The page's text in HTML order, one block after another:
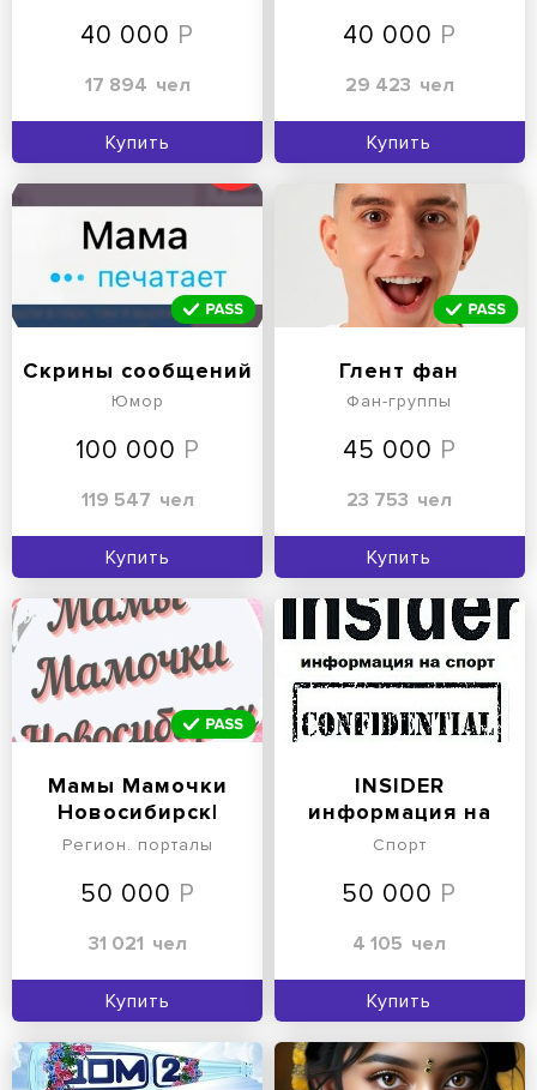
40 000
17 894 чел
Купить
40 000
29 423 чел
Купить
Скрины сообщений
Юмор
100 000
119 547 чел
Купить
Глент фан
Фан-группы
45 000
23 753 чел
Купить
Мамы Мамочки
Новосибирск|
Бердск
Регион. порталы
50 000
31 021 чел
Купить
INSIDER
информация на
спорт
Спорт
50 000
4 105 чел
Купить